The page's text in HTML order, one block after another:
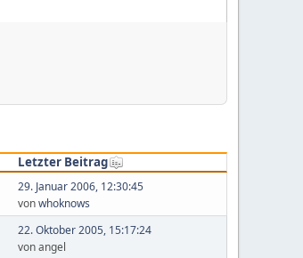
Letzter Beitrag
29. Januar 2006, 12:30:45
vonwhoknows
22. Oktober 2005, 15:17:24
von angel